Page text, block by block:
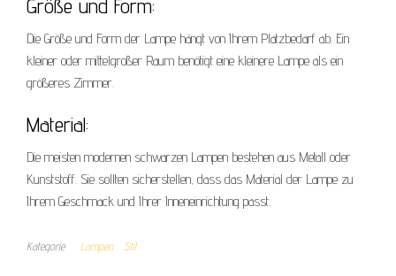
Größe und Form:
Die Größe und Form der Lampe hängt von Ihrem Platzbedarf ab. Ein
kleiner oder mittelgroßer Raum benötigt eine kleinere Lampe als ein
größeres Zimmer.
Material:
Die meisten modernen schwarzen Lampen bestehen aus Metall oder
Kunststoff. Sie sollten sicherstellen, dass das Material der Lampe zu
Ihrem Geschmack und Ihrer Inneneinrichtung passt.
Kategorie Lampen Stil